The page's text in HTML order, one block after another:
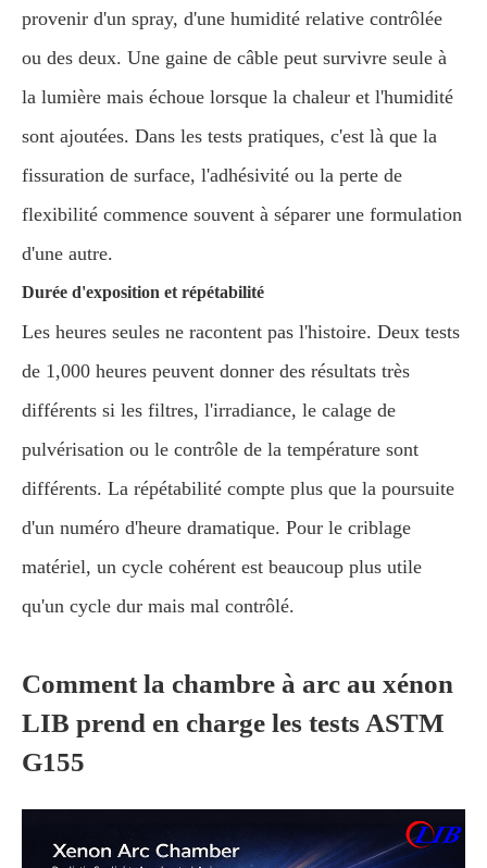
provenir d'un spray, d'une humidité relative contrôlée
ou des deux. Une gaine de câble peut survivre seule à
la lumière mais échoue lorsque la chaleur et l'humidité
sont ajoutées. Dans les tests pratiques, c'est là que la
fissuration de surface, l'adhésivité ou la perte de
flexibilité commence souvent à séparer une formulation
d'une autre.
Durée d'exposition et répétabilité
Les heures seules ne racontent pas l'histoire. Deux tests
de 1,000 heures peuvent donner des résultats très
différents si les filtres, l'irradiance, le calage de
pulvérisation ou le contrôle de la température sont
différents. La répétabilité compte plus que la poursuite
d'un numéro d'heure dramatique. Pour le criblage
matériel, un cycle cohérent est beaucoup plus utile
qu'un cycle dur mais mal contrôlé.
Comment la chambre à arc au xénon
LIB prend en charge les tests ASTM
G155